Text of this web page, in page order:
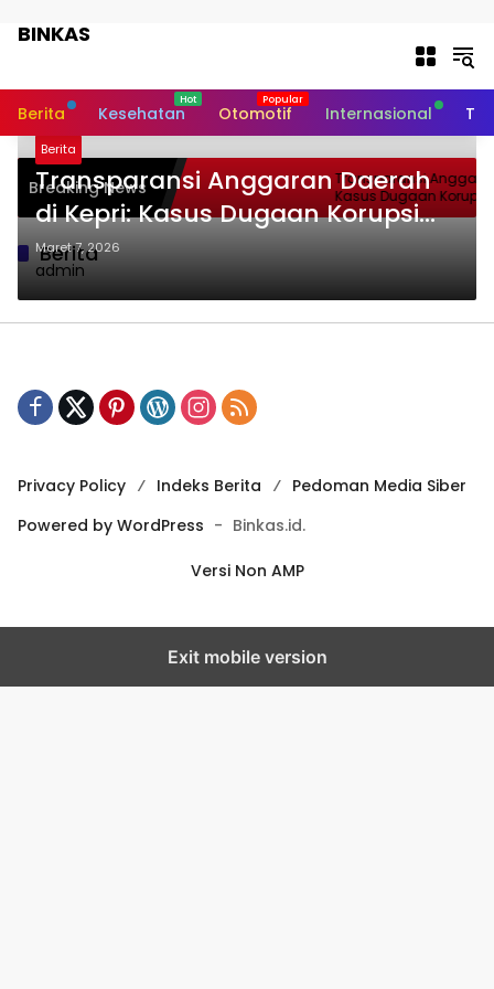
BINKAS
Berita
Kesehatan Otomotif Internasional
Breaking News
Transparansi
Kasus Dugaan Korupsi
Tanjungpinang yang
Berita
Berita
Transparansi Anggaran Daerah
di Kepri: Kasus Dugaan Korupsi
BBM di Tanjungpinang yang
Masih Diusut
Maret 7, 2026
admin
Privacy Policy Indeks Berita
Pedoman Media Siber
Powered by WordPress - Binkas.id.
Versi Non AMP
Exit mobile version